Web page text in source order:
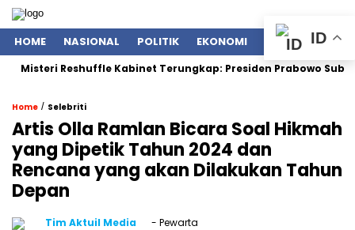
HOME NASIONAL POLITIK EKONOMI ENTERTAINMENT
Reshuffle Kabinet Terungkap: Presiden Prabowo Subianto
Home / Selebriti
Artis Olla Ramlan Bicara Soal Hikmah
yang Dipetik Tahun 2024 dan
Rencana yang akan Dilakukan Tahun
Depan
Tim Aktuil Media
- Pewarta
ID